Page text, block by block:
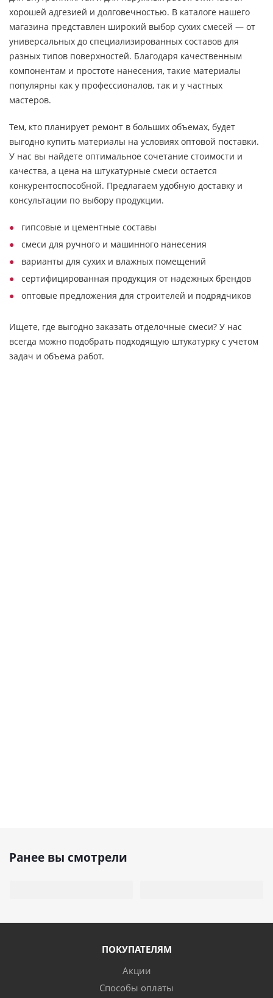
хорошей адгезией и долговечностью. В каталоге нашего
магазина представлен широкий выбор сухих смесей — от
универсальных до специализированных составов для
разных типов поверхностей. Благодаря качественным
компонентам и простоте нанесения, такие материалы
популярны как у профессионалов, так и у частных
мастеров.
Тем, кто планирует ремонт в больших объемах, будет
выгодно купить материалы на условиях оптовой поставки.
У нас вы найдете оптимальное сочетание стоимости и
качества, а цена на штукатурные смеси остается
конкурентоспособной. Предлагаем удобную доставку и
консультации по выбору продукции.
гипсовые и цементные составы
смеси для ручного и машинного нанесения
варианты для сухих и влажных помещений
сертифицированная продукция от надежных брендов
оптовые предложения для строителей и подрядчиков
Ищете, где выгодно заказать отделочные смеси? У нас
всегда можно подобрать подходящую штукатурку с учетом
задач и объема работ.
Ранее вы смотрели
ПОКУПАТЕЛЯМ
Акции
Способы оплаты